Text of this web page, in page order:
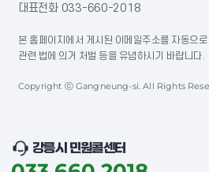
대표전화 033-660-2018
본 홈페이지에서 게시된 이메일주소를 자동으
관련 법에 의거 처벌 등을 유념하시기 바랍니다.
Copyright ⓒ Gangneung-si. All Rights
강릉시 민원콜센터